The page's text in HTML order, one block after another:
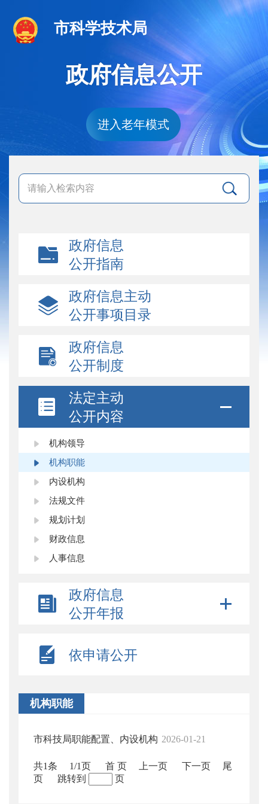
市科学技术局
进入老年模式
政府信息公开
政府信息
公开指南
政府信息主动
公开事项目录
政府信息
公开制度
法定主动
公开内容
机构领导
机构职能
内设机构
法规文件
规划计划
财政信息
人事信息
政府信息
公开年报
依申请公开
机构职能
市科技局职能配置、内设机构 2026-01-21
共1条 1/1页 首 页 上一页 下一页
尾
页
跳转到 页